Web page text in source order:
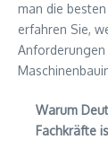
man die
erfahren Sie,
Anforderungen
Warum
Fachkräfte